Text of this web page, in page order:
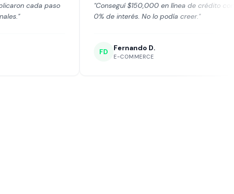
"Conseguí $150,000 en línea de crédito con
0% de interés. No lo podía creer."
"Ya es